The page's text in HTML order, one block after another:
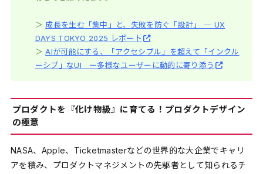
＞成長を生む「集中」と、失敗を防ぐ「設計」 ─ UX
DAYS TOKYO 2025 レポート
＞AIが可能にする、「アクセシブル」を超えて「インクル
ーシブ」なUI ー多様なユーザーに動的に寄り添う
プロダクトを『化け物級』に育てる！プロダクトデザイン
の極意
NASA、Apple、Ticketmasterなどの世界的な大企業でキャリ
アを積み、プロダクトマネジメントの先駆者として知られるチ